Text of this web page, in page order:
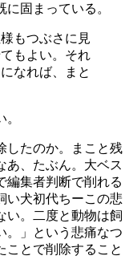
固まっている。
もつぶさに見
もよい。それ
なれば、まと
したのか。まこと残
あ、たぶん。大ベス
編集者判断で削れる
い犬初代ちーこの悲
い。二度と動物は飼
。」という悲痛なつ
ことで削除すること